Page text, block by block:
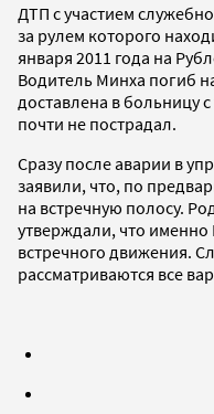
ДТП с участием
за рулем которого
января 2011 года на
Водитель Минха погиб
доставлена в больницу
почти не пострадал.
Сразу после аварии в
заявили, что, по
на встречную полосу.
утверждали, что именно
встречного движения.
рассматриваются все